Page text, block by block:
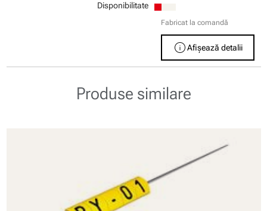
Disponibilitate
Fabricat la comandă
infoAfișează detalii
Produse similare